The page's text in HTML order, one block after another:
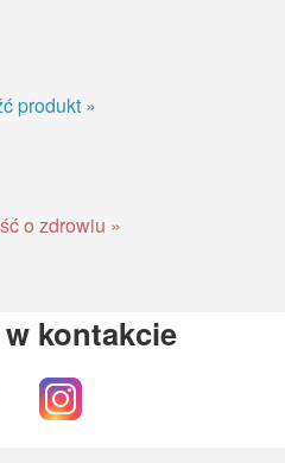
produkt »
o zdrowiu »
kontakcie